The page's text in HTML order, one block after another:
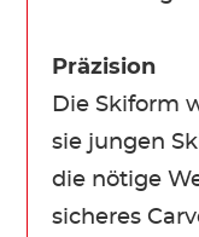
Präzision
Die Skiform
sie jungen
die nötige
sicheres